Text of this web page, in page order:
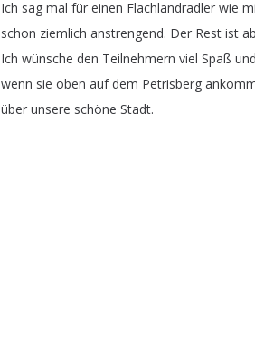
Ich sag mal für einen Flachlandradler wie
schon ziemlich anstrengend. Der Rest ist
Ich wünsche den Teilnehmern viel Spaß und
wenn sie oben auf dem Petrisberg
über unsere schöne Stadt.